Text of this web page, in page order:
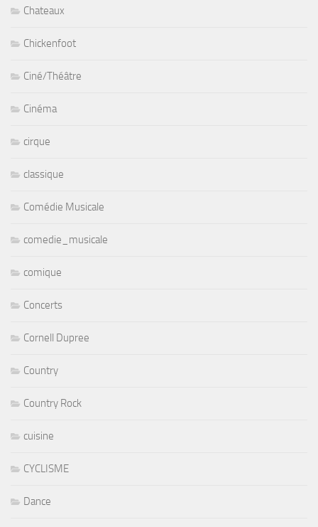
Chateaux
Chickenfoot
Ciné/Théâtre
Cinéma
cirque
classique
Comédie Musicale
comedie_musicale
comique
Concerts
Cornell Dupree
Country
Country Rock
cuisine
CYCLISME
Dance